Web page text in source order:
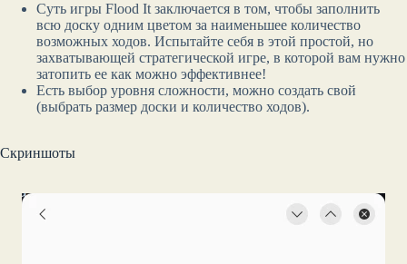
Суть игры Flood It заключается в том, чтобы заполнить
всю доску одним цветом за наименьшее количество
возможных ходов. Испытайте себя в этой простой, но
захватывающей стратегической игре, в которой вам нужно
затопить ее как можно эффективнее!
Есть выбор уровня сложности, можно создать свой
(выбрать размер доски и количество ходов).
Скриншоты